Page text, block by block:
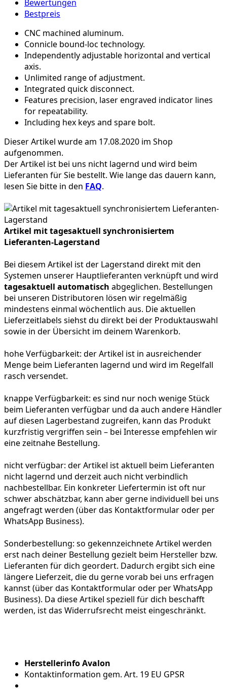
Bewertungen
Bestpreis
CNC machined aluminum.
Connicle bound-loc technology.
Independently adjustable horizontal and vertical
axis.
Unlimited range of adjustment.
Integrated quick disconnect.
Features precision, laser engraved indicator lines
for repeatability.
Including hex keys and spare bolt.
Dieser Artikel wurde am 17.08.2020 im Shop
aufgenommen.
Der Artikel ist bei uns nicht lagernd und wird beim
Lieferanten für Sie bestellt. Wie lange das dauern kann,
lesen Sie bitte in den FAQ.
Artikel mit tagesaktuell synchronisiertem
Lieferanten-Lagerstand
Bei diesem Artikel ist der Lagerstand direkt mit den
Systemen unserer Hauptlieferanten verknüpft und wird
tagesaktuell automatisch abgeglichen. Bestellungen
bei unseren Distributoren lösen wir regelmäßig
mindestens einmal wöchentlich aus. Die aktuellen
Lieferzeitlabels siehst du direkt bei der Produktauswahl
sowie in der Übersicht im deinem Warenkorb.
hohe Verfügbarkeit: der Artikel ist in ausreichender
Menge beim Lieferanten lagernd und wird im Regelfall
rasch versendet.
knappe Verfügbarkeit: es sind nur noch wenige Stück
beim Lieferanten verfügbar und da auch andere Händler
auf diesen Lagerbestand zugreifen, kann das Produkt
kurzfristig vergriffen sein – bei Interesse empfehlen wir
eine zeitnahe Bestellung.
nicht verfügbar: der Artikel ist aktuell beim Lieferanten
nicht lagernd und derzeit auch nicht verbindlich
nachbestellbar. Ein konkreter Liefertermin ist oft nur
schwer abschätzbar, kann aber gerne individuell bei uns
angefragt werden (über das Kontaktformular oder per
WhatsApp Business).
Sonderbestellung: so gekennzeichnete Artikel werden
erst nach deiner Bestellung gezielt beim Hersteller bzw.
Lieferanten für dich geordert. Dadurch ergibt sich eine
längere Lieferzeit, die du gerne vorab bei uns erfragen
kannst (über das Kontaktformular oder per WhatsApp
Business). Da diese Artikel speziell für dich beschafft
werden, ist das Widerrufsrecht meist eingeschränkt.
Herstellerinfo Avalon
Kontaktinformation gem. Art. 19 EU GPSR